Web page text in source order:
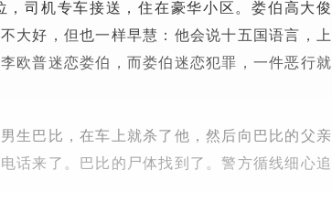
司机专车接送，住在豪华小区。娄伯高大俊
大好，但也一样早慧：他会说十五国语言，上
欧普迷恋娄伯，而娄伯迷恋犯罪，一件恶行就
生巴比，在车上就杀了他，然后向巴比的父亲
话来了。巴比的尸体找到了。警方循线细心追